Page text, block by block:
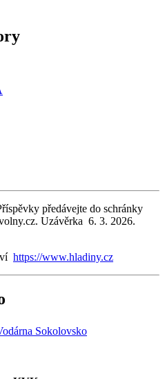
předávejte do schránky
Uzávěrka 6. 3. 2026.
https://www.hladiny.cz